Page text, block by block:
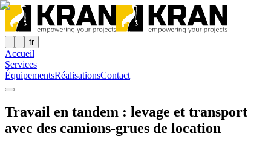
fr
Accueil
Services
ÉquipementsRéalisationsContact
Travail en tandem : levage et transport
avec des camions-grues de location